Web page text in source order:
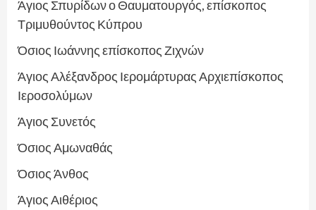
Άγιος Σπυρίδων ο Θαυματουργός, επίσκοπος
Τριμυθούντος Κύπρου
Όσιος Ιωάννης επίσκοπος Ζιχνών
Άγιος Αλέξανδρος Ιερομάρτυρας Αρχιεπίσκοπος
Ιεροσολύμων
Άγιος Συνετός
Όσιος Αμωναθάς
Όσιος Άνθος
Άγιος Αιθέριος